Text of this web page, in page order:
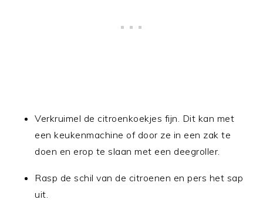
Verkruimel de citroenkoekjes fijn. Dit kan met
een keukenmachine of door ze in een zak te
doen en erop te slaan met een deegroller.
Rasp de schil van de citroenen en pers het sap
uit.